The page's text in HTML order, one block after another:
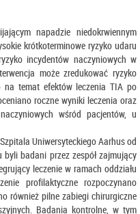
napadzie niedokrwiennym
krótkoterminowe ryzyko udaru
incydentów naczyniowych w
może zredukować ryzyko
na temat efektów leczenia TIA po
roczne wyniki leczenia oraz
wśród pacjentów, u
Uniwersyteckiego Aarhus od
badani przez zespół zajmujący
leczenie w ramach oddziału
profilaktyczne rozpoczynano
również pilne zabiegi chirurgiczne
Badania kontrolne, w tym